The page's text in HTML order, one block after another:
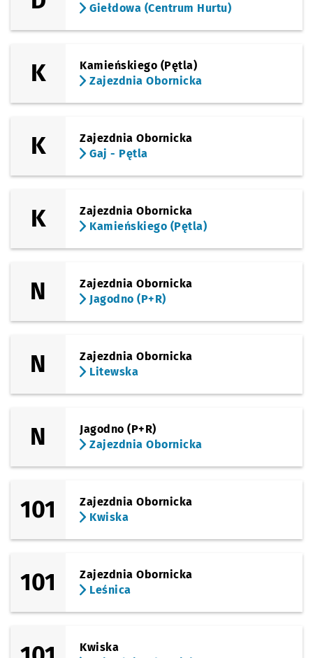
Giełdowa (Centrum Hurtu)
K
Kamieńskiego (Pętla)
Zajezdnia Obornicka
K
Zajezdnia Obornicka
Gaj - Pętla
K
Zajezdnia Obornicka
Kamieńskiego (Pętla)
N
Zajezdnia Obornicka
Jagodno (P+R)
N
Zajezdnia Obornicka
Litewska
N
Jagodno (P+R)
Zajezdnia Obornicka
101
Zajezdnia Obornicka
Kwiska
101
Zajezdnia Obornicka
Leśnica
Kwiska